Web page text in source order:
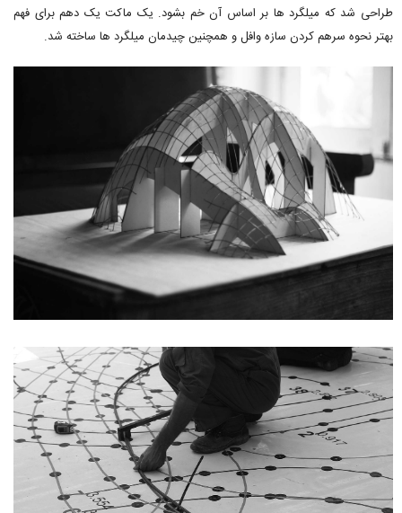
طراحی شد که میلگرد ها بر اساس آن خم بشود. یک ماکت یک دهم برای فهم
بهتر نحوه سرهم کردن سازه وافل و همچنین چیدمان میلگرد ها ساخته شد.